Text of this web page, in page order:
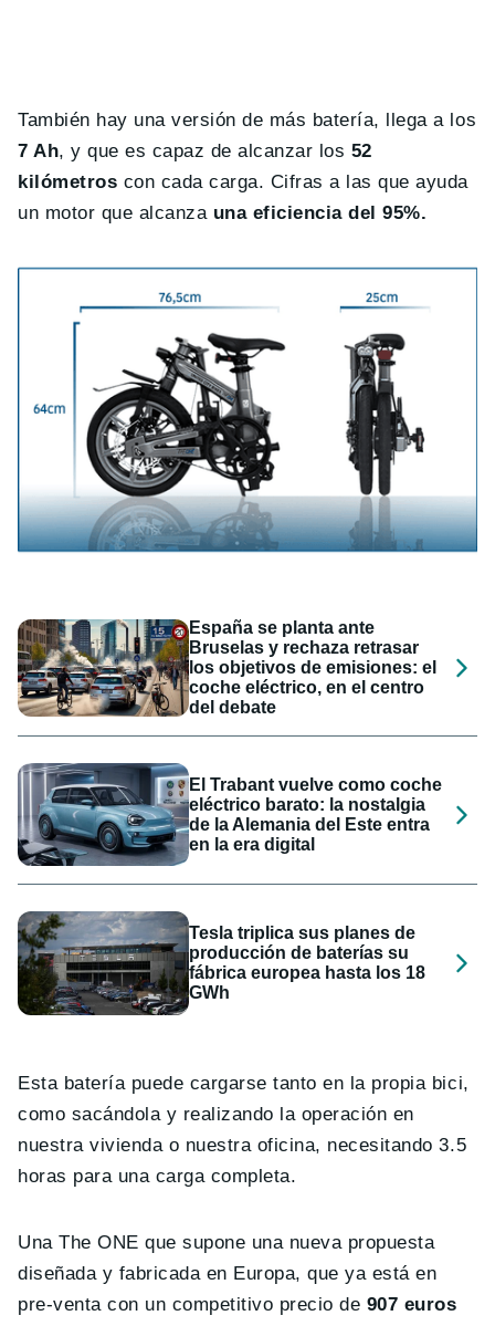
También hay una versión de más batería, llega a los
7 Ah, y que es capaz de alcanzar los 52
kilómetros con cada carga. Cifras a las que ayuda
un motor que alcanza una eficiencia del 95%.
España se planta ante
Bruselas y rechaza retrasar
los objetivos de emisiones: el
coche eléctrico, en el centro
del debate
El Trabant vuelve como coche
eléctrico barato: la nostalgia
de la Alemania del Este entra
en la era digital
Tesla triplica sus planes de
producción de baterías su
fábrica europea hasta los 18
GWh
Esta batería puede cargarse tanto en la propia bici,
como sacándola y realizando la operación en
nuestra vivienda o nuestra oficina, necesitando 3.5
horas para una carga completa.
Una The ONE que supone una nueva propuesta
diseñada y fabricada en Europa, que ya está en
pre-venta con un competitivo precio de 907 euros